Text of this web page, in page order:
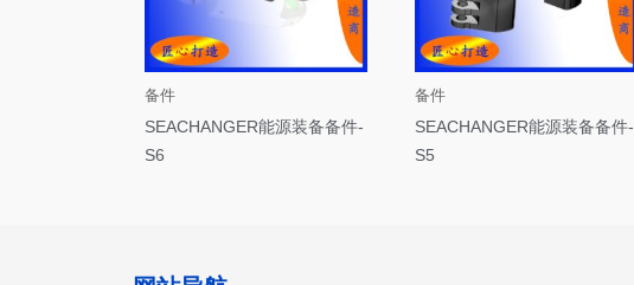
备件
SEACHANGER能源装备备件-
S6
备件
SEACHANGER能源装备备件-
S5